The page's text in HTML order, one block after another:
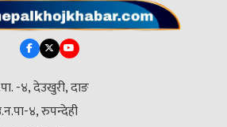
-४, देउखुरी, दाङ
४, रुपन्देही